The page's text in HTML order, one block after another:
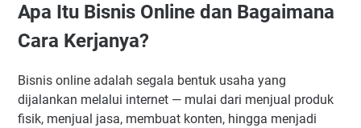
Apa bisnis online yang paling cocok untuk pemula?
Berapa modal minimal untuk memulai bisnis online?
Berapa lama sampai bisa menghasilkan uang dari bisnis
online?
Bisnis online apa yang paling cepat menghasilkan?
Apa Itu Bisnis Online dan Bagaimana
Cara Kerjanya?
Bisnis online adalah segala bentuk usaha yang
dijalankan melalui internet — mulai dari menjual produk
fisik, menjual jasa, membuat konten, hingga menjadi